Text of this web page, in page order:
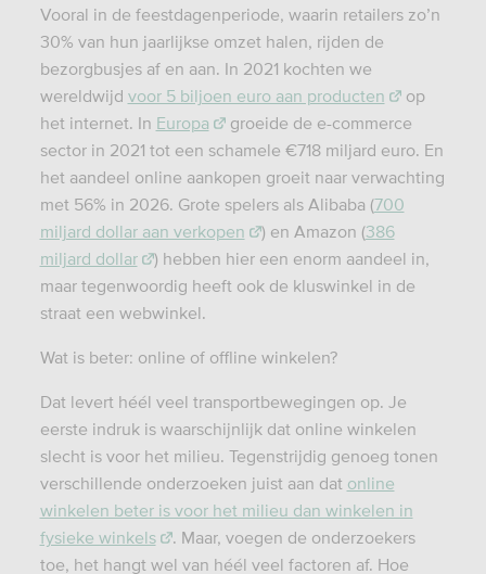
Vooral in de feestdagenperiode, waarin retailers zo’n
30% van hun jaarlijkse omzet halen, rijden de
bezorgbusjes af en aan. In 2021 kochten we
wereldwijd voor 5 biljoen euro aan producten
op
het internet. In Europa
groeide de e-commerce
sector in 2021 tot een schamele €718 miljard euro. En
het aandeel online aankopen groeit naar verwachting
met 56% in 2026. Grote spelers als Alibaba (700
miljard dollar aan verkopen
) en Amazon (386
miljard dollar
) hebben hier een enorm aandeel in,
maar tegenwoordig heeft ook de kluswinkel in de
straat een webwinkel.
Wat is beter: online of offline winkelen?
Dat levert héél veel transportbewegingen op. Je
eerste indruk is waarschijnlijk dat online winkelen
slecht is voor het milieu. Tegenstrijdig genoeg tonen
verschillende onderzoeken juist aan dat online
winkelen beter is voor het milieu dan winkelen in
fysieke winkels
. Maar, voegen de onderzoekers
toe, het hangt wel van héél veel factoren af. Hoe